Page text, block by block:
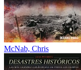
McNab, Chris